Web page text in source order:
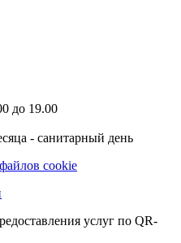
до 19.00
- санитарный день
cookie
услуг по QR-